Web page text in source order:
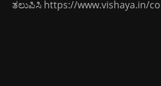
ತಲುಪಿಸಿ https://www.vishaya.in/